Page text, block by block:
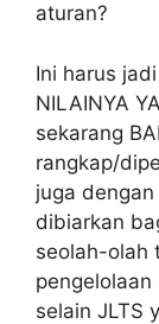
aturan?
Ini harus
NILAINYA
sekarang
rangkap/
juga
dibiarkan
seolah-olah
selain JLTS